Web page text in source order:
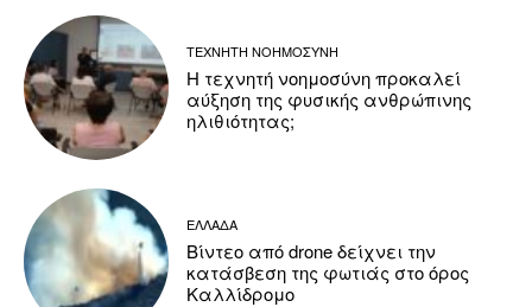
ΤΕΧΝΗΤΗ ΝΟΗΜΟΣΥΝΗ
Η τεχνητή νοημοσύνη προκαλεί
αύξηση της φυσικής ανθρώπινης
ηλιθιότητας;
ΕΛΛΑΔΑ
Βίντεο από drone δείχνει την
κατάσβεση της φωτιάς στο όρος
Καλλίδρομο